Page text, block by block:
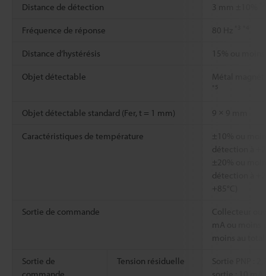
Distance de détection 3 mm ±10%
Fréquence de réponse 80 Hz
Distance d’hystérésis
Objet détectable Métal
*5
Objet détectable standard (Fer, t = 1 mm) 9 × 9 mm
Caractéristiques de température
±10% ou
détection à
±20% ou
détection à
+85°C)
Sortie de commande
Collecteur
mA ou moins
moins au
Sortie de
commande
Tension résiduelle
Sortie PNP :
sortie : 10 mA